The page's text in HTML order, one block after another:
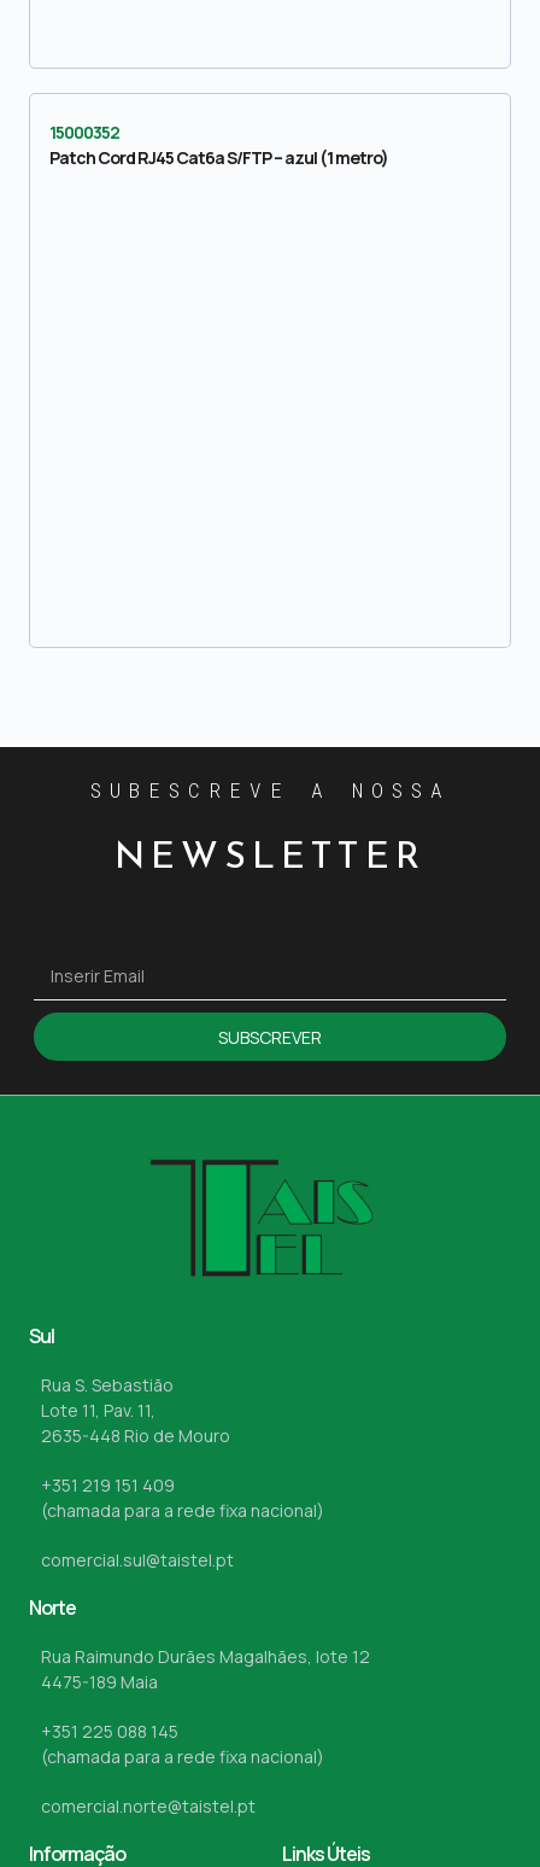
15000352
Patch Cord RJ45 Cat6a S/FTP – azul (1 metro)
SUBESCREVE A NOSSA
NEWSLETTER
SUBSCREVER
Sul
Rua S. Sebastião
Lote 11, Pav. 11,
2635-448 Rio de Mouro
+351 219 151 409
(chamada para a rede fixa nacional)
comercial.sul@taistel.pt
Norte
Rua Raimundo Durães Magalhães, lote 12
4475-189 Maia
+351 225 088 145
(chamada para a rede fixa nacional)
comercial.norte@taistel.pt
Informação Links Úteis